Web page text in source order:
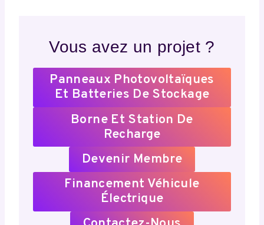
Vous avez un projet ?
Panneaux Photovoltaïques
Et Batteries De Stockage
Borne Et Station De
Recharge
Devenir Membre
Financement Véhicule
Électrique